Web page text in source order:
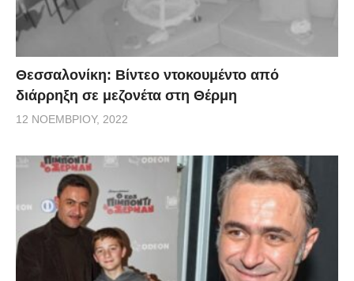
Θεσσαλονίκη: Βίντεο ντοκουμέντο από
διάρρηξη σε μεζονέτα στη Θέρμη
12 ΝΟΕΜΒΡΊΟΥ, 2022